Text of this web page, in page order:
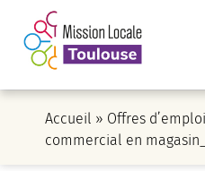
Accueil » Offres
commercial en